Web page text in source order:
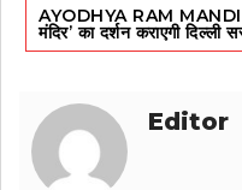
AYODHYA RAM MANDIR
मंदिर’ का दर्शन कराएगी
Editor